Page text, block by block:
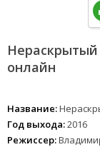
Нераскрытый
онлайн
Название:
Год выхода:2016
Режиссер: